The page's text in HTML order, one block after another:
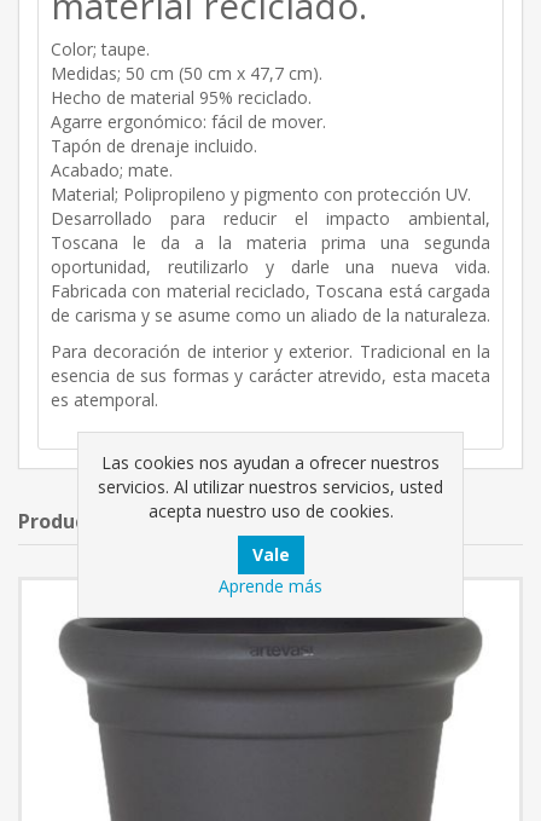
Color; taupe.
Medidas; 50 cm (50 cm x 47,7 cm).
Hecho de material 95% reciclado.
Agarre ergonómico: fácil de mover.
Tapón de drenaje incluido.
Acabado; mate.
Material; Polipropileno y pigmento con protección UV.
Desarrollado para reducir el impacto ambiental,
Toscana le da a la materia prima una segunda
oportunidad, reutilizarlo y darle una nueva vida.
Fabricada con material reciclado, Toscana está cargada
de carisma y se asume como un aliado de la naturaleza.
Para decoración de interior y exterior. Tradicional en la
esencia de sus formas y carácter atrevido, esta maceta
es atemporal.
Productos relacionados
Las cookies nos ayudan a ofrecer nuestros
servicios. Al utilizar nuestros servicios, usted
acepta nuestro uso de cookies.
Aprende más